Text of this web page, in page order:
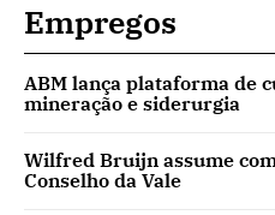
Empregos
ABM lança plataforma de
mineração e siderurgia
Wilfred Bruijn assume
Conselho da Vale